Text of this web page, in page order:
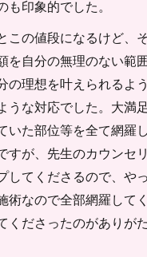
も印象的でした。
この値段になるけど、
を自分の無理のない範
の理想を叶えられるよ
うな対応でした。大満
いた部位等を全て網羅
すが、先生のカウンセ
してくださるので、や
術なので全部網羅して
くださったのがありが